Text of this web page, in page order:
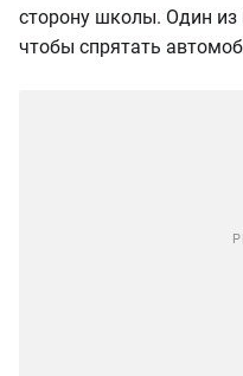
сторону школы. Один из
чтобы спрятать